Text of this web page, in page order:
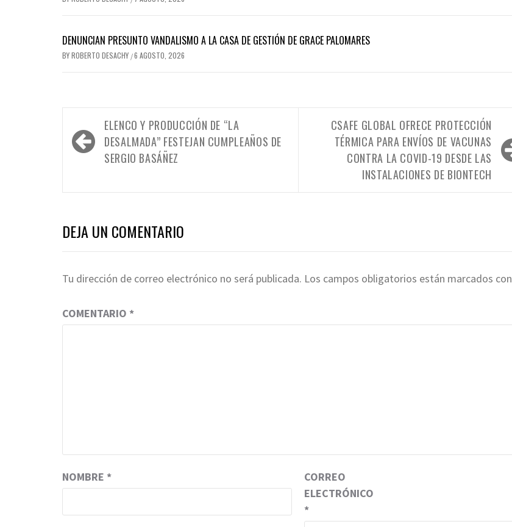
DENUNCIAN PRESUNTO VANDALISMO A LA CASA DE GESTIÓN DE GRACE PALOMARES
BYROBERTO DESACHY /6 AGOSTO, 2026
Navegación
de
entradas
ELENCO Y PRODUCCIÓN DE “LA
DESALMADA” FESTEJAN CUMPLEAÑOS DE
SERGIO BASÁÑEZ
CSAFE GLOBAL OFRECE PROTECCIÓN
TÉRMICA PARA ENVÍOS DE VACUNAS
CONTRA LA COVID-19 DESDE LAS
INSTALACIONES DE BIONTECH
DEJA UN COMENTARIO
Tu dirección de correo electrónico no será publicada. Los campos obligatorios están marcados con
COMENTARIO *
NOMBRE *
CORREO
ELECTRÓNICO
*